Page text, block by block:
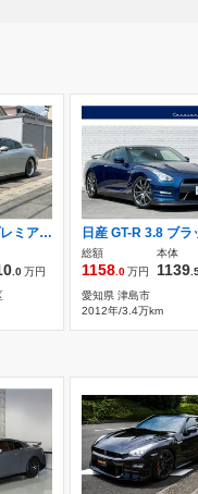
日産 GT-R 3.8 プレミアムエディション 4WD ダイナパック650hp
.0万円
総額
1158 .0万円
本体
1139
愛知県 津島市
2012年/3.4万km